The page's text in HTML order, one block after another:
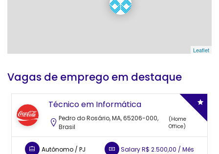
Leaflet
Vagas de emprego em destaque
Supervisor de Vendas
Luiz Eduardo Magalhes, Pojuca - BA, 48120-000,
Brasil
Efetivo CLT SalaryA Combinar